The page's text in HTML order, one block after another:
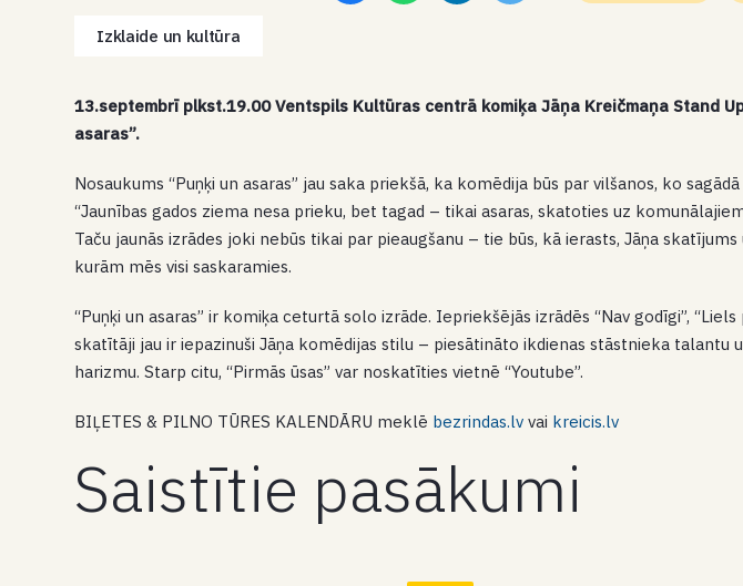
Izklaide un kultūra
13.septembrī plkst.19.00 Ventspils Kultūras centrā komiķa Jāņa Kreičmaņa Stand
asaras”.
Nosaukums “Puņķi un asaras” jau saka priekšā, ka komēdija būs par vilšanos, ko
“Jaunības gados ziema nesa prieku, bet tagad – tikai asaras, skatoties uz
Taču jaunās izrādes joki nebūs tikai par pieaugšanu – tie būs, kā ierasts, Jāņa
kurām mēs visi saskaramies.
“Puņķi un asaras” ir komiķa ceturtā solo izrāde. Iepriekšējās izrādēs “Nav godīgi”, “Liels
skatītāji jau ir iepazinuši Jāņa komēdijas stilu – piesātināto ikdienas stāstnieka talantu
harizmu. Starp citu, “Pirmās ūsas” var noskatīties vietnē “Youtube”.
BIĻETES & PILNO TŪRES KALENDĀRU meklē bezrindas.lv vai kreicis.lv
Saistītie pasākumi